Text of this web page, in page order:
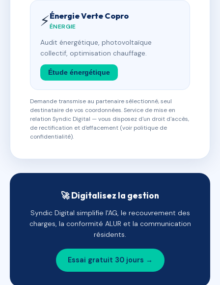
⚡Énergie Verte Copro
ÉNERGIE
Audit énergétique, photovoltaïque
collectif, optimisation chauffage.
Étude énergétique
Demande transmise au partenaire sélectionné, seul
destinataire de vos coordonnées. Service de mise en
relation Syndic Digital — vous disposez d'un droit d'accès,
de rectification et d'effacement (voir politique de
confidentialité).
🚀 Digitalisez la gestion
Syndic Digital simplifie l'AG, le recouvrement des
charges, la conformité ALUR et la communication
résidents.
Essai gratuit 30 jours →